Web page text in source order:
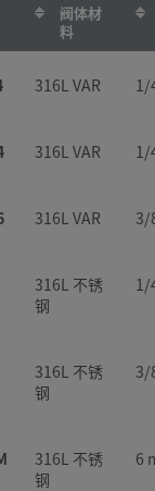
阀体材
料
316L VAR 1/
316L VAR 1/
316L VAR 3/
316L 不锈
钢
1/
316L 不锈
钢
3/
316L 不锈
钢
6